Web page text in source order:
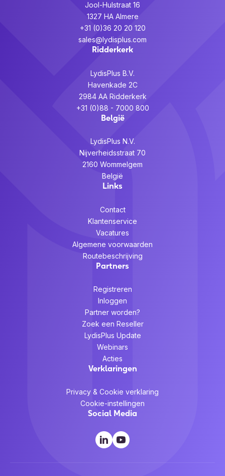
Jool-Hulstraat 16
1327 HA Almere
+31 (0)36 20 20 120
sales@lydisplus.com
Ridderkerk
LydisPlus B.V.
Havenkade 2C
2984 AA Ridderkerk
+31 (0)88 - 7000 800
België
LydisPlus N.V.
Nijverheidsstraat 70
2160 Wommelgem
België
Links
Contact
Klantenservice
Vacatures
Algemene voorwaarden
Routebeschrijving
Partners
Registreren
Inloggen
Partner worden?
Zoek een Reseller
LydisPlus Update
Webinars
Acties
Verklaringen
Privacy & Cookie verklaring
Cookie-instellingen
Social Media